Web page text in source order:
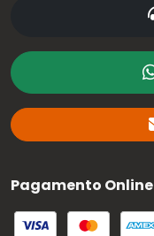
Pagamento Online